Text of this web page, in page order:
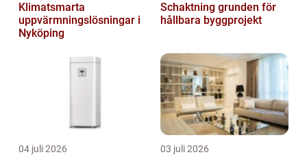
Klimatsmarta
uppvärmningslösningar i
Nyköping
Schaktning grunden för
hållbara byggprojekt
04 juli 2026 03 juli 2026